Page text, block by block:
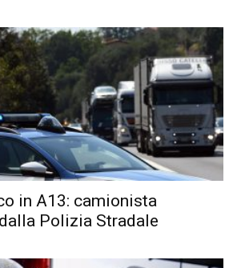
in A13: camionista
Polizia Stradale